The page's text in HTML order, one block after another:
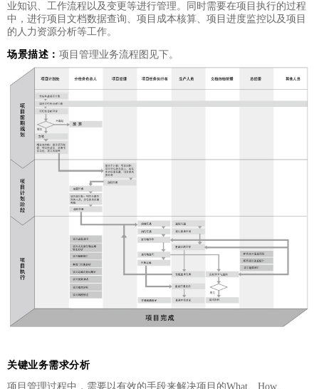
业知识、工作流程以及变更等进行管理。同时需要在项目执行的过程
中，进行项目文档数据查询、项目成本核算、项目进度监控以及项目
的人力资源分析等工作。
场景描述： 项目管理业务流程图见下。
关键业务需求分析
项目管理过程中，需要以有效的手段来解决项目的What、How、